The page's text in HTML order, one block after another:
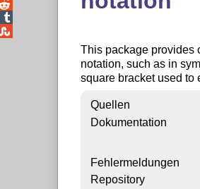
This package provides
notation, such as in
square bracket used to
Quellen
Dokumentation
Fehlermeldungen
Repository
